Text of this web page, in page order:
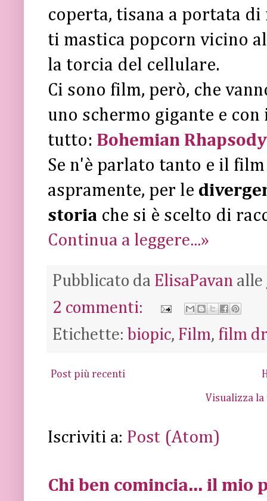
coperta, tisana a portata di
ti mastica popcorn vicino
la torcia del cellulare.
Ci sono film, però, che
uno schermo gigante e
tutto: Bohemian Rhapsody
Se n'è parlato tanto e il
aspramente, per le
storia che si è scelto di
Continua a leggere...»
Pubblicato da ElisaPavan alle
2 commenti:
Etichette: biopic, Film, film
Post più recenti
Visualizza
Iscriviti a: Post (Atom)
Chi ben comincia... il